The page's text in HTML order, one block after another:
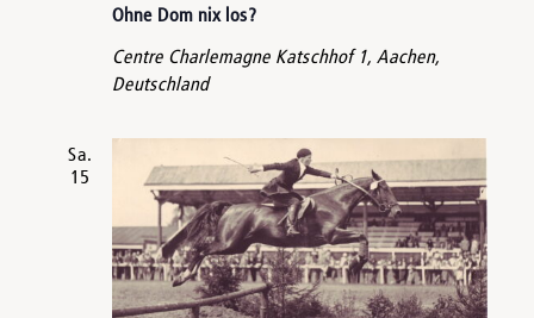
Ohne Dom nix los?
Centre Charlemagne Katschhof 1, Aachen,
Deutschland
Sa.
15